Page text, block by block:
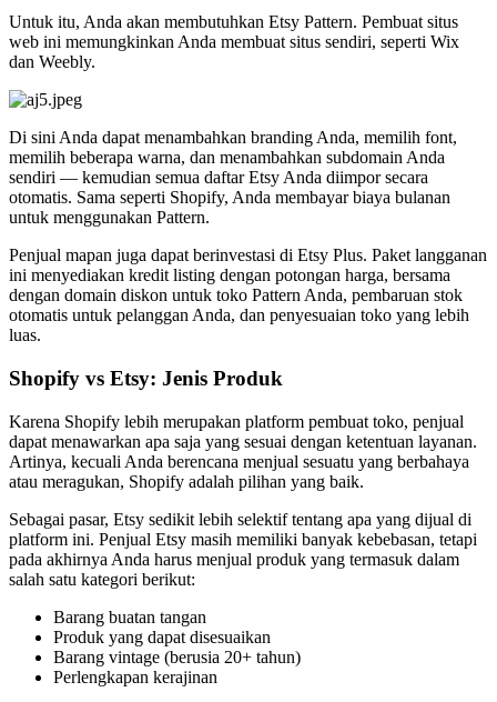
Untuk itu, Anda akan membutuhkan Etsy Pattern. Pembuat situs
web ini memungkinkan Anda membuat situs sendiri, seperti Wix
dan Weebly.
Di sini Anda dapat menambahkan branding Anda, memilih font,
memilih beberapa warna, dan menambahkan subdomain Anda
sendiri — kemudian semua daftar Etsy Anda diimpor secara
otomatis. Sama seperti Shopify, Anda membayar biaya bulanan
untuk menggunakan Pattern.
Penjual mapan juga dapat berinvestasi di Etsy Plus. Paket langganan
ini menyediakan kredit listing dengan potongan harga, bersama
dengan domain diskon untuk toko Pattern Anda, pembaruan stok
otomatis untuk pelanggan Anda, dan penyesuaian toko yang lebih
luas.
Shopify vs Etsy: Jenis Produk
Karena Shopify lebih merupakan platform pembuat toko, penjual
dapat menawarkan apa saja yang sesuai dengan ketentuan layanan.
Artinya, kecuali Anda berencana menjual sesuatu yang berbahaya
atau meragukan, Shopify adalah pilihan yang baik.
Sebagai pasar, Etsy sedikit lebih selektif tentang apa yang dijual di
platform ini. Penjual Etsy masih memiliki banyak kebebasan, tetapi
pada akhirnya Anda harus menjual produk yang termasuk dalam
salah satu kategori berikut:
Barang buatan tangan
Produk yang dapat disesuaikan
Barang vintage (berusia 20+ tahun)
Perlengkapan kerajinan